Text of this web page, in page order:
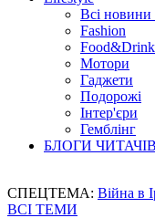
Всі новини
Fashion
Мотори
Гаджети
Подорожі
Інтер'єри
Гемблінг
БЛОГИ ЧИТАЧІВ
СПЕЦТЕМА: Війна в
ВСІ ТЕМИ